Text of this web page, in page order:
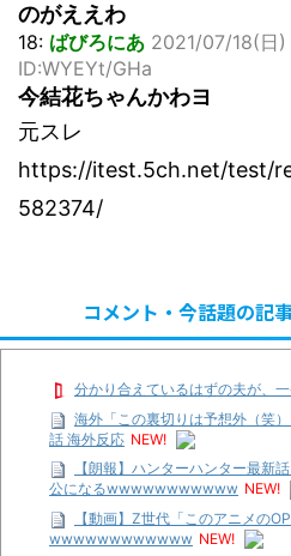
のがええわ
18: ばびろにあ 2021/07/18(日
ID:WYEYt/GHa
今結花ちゃんかわヨ
元スレ
https://itest.5ch.net/test/
582374/
コメント・今話題の記
分かり合えているはずの夫が、
海外「この裏切りは予想外（笑
話 海外反応 NEW!
【朗報】ハンターハンター最新
公になるwwwwwwwwwww NEW!
【動画】Z世代「このアニメの
wwwwwwwwwwww NEW!